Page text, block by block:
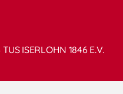
ISERLOHN 1846 E.V.